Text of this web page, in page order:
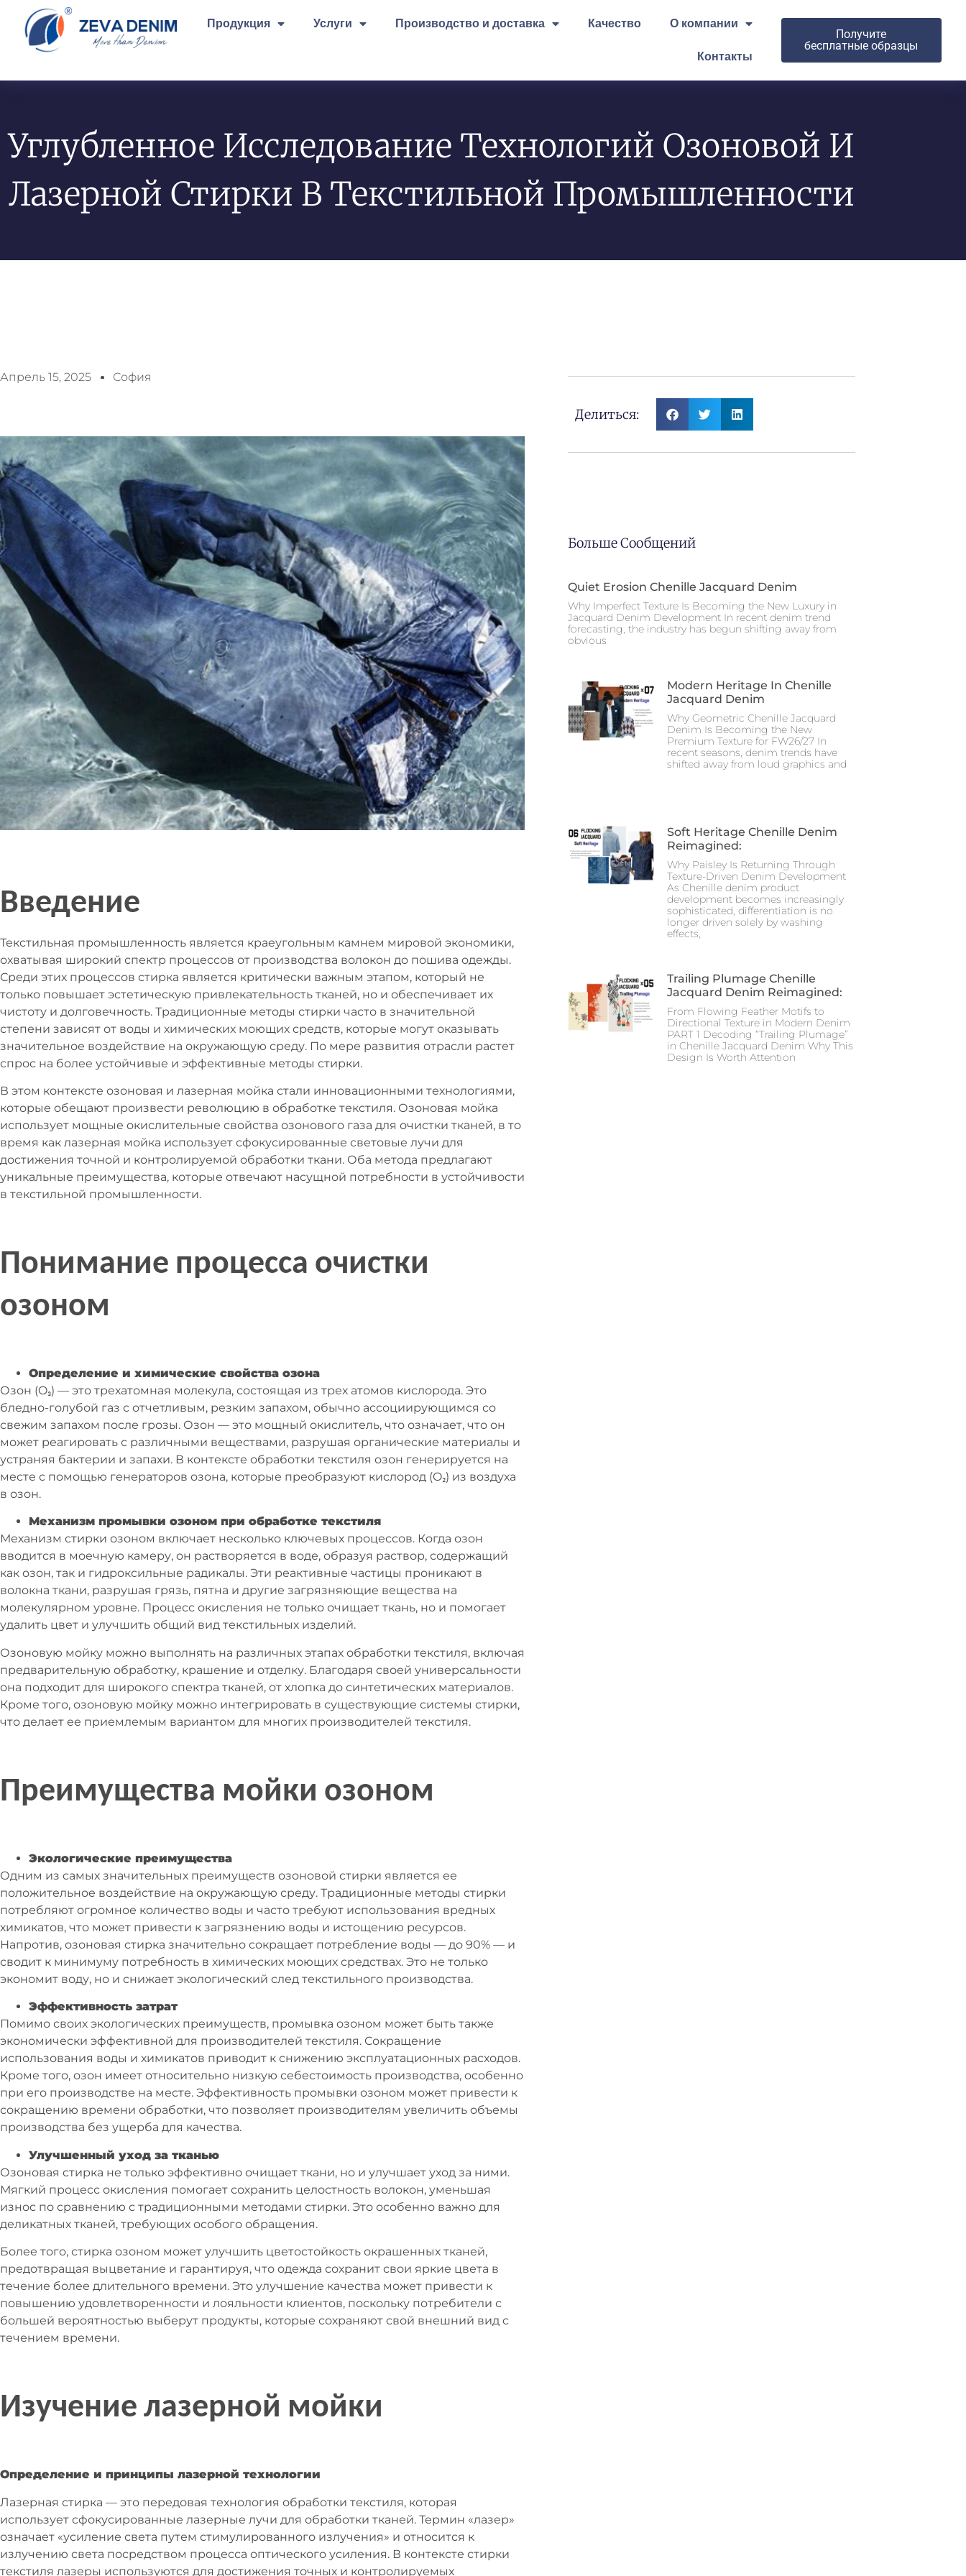
Продукция Услуги Производство и доставка Качество О компании
Контакты
Получите
бесплатные образцы
Углубленное Исследование Технологий Озоновой И
Лазерной Стирки В Текстильной Промышленности
Апрель 15, 2025 София
Введение
Текстильная промышленность является краеугольным камнем мировой экономики,
охватывая широкий спектр процессов от производства волокон до пошива одежды.
Среди этих процессов стирка является критически важным этапом, который не
только повышает эстетическую привлекательность тканей, но и обеспечивает их
чистоту и долговечность. Традиционные методы стирки часто в значительной
степени зависят от воды и химических моющих средств, которые могут оказывать
значительное воздействие на окружающую среду. По мере развития отрасли растет
спрос на более устойчивые и эффективные методы стирки.
В этом контексте озоновая и лазерная мойка стали инновационными технологиями,
которые обещают произвести революцию в обработке текстиля. Озоновая мойка
использует мощные окислительные свойства озонового газа для очистки тканей, в то
время как лазерная мойка использует сфокусированные световые лучи для
достижения точной и контролируемой обработки ткани. Оба метода предлагают
уникальные преимущества, которые отвечают насущной потребности в устойчивости
в текстильной промышленности.
Понимание процесса очистки
озоном
Определение и химические свойства озона
Озон (O₃) — это трехатомная молекула, состоящая из трех атомов кислорода. Это
бледно-голубой газ с отчетливым, резким запахом, обычно ассоциирующимся со
свежим запахом после грозы. Озон — это мощный окислитель, что означает, что он
может реагировать с различными веществами, разрушая органические материалы и
устраняя бактерии и запахи. В контексте обработки текстиля озон генерируется на
месте с помощью генераторов озона, которые преобразуют кислород (O₂) из воздуха
в озон.
Механизм промывки озоном при обработке текстиля
Механизм стирки озоном включает несколько ключевых процессов. Когда озон
вводится в моечную камеру, он растворяется в воде, образуя раствор, содержащий
как озон, так и гидроксильные радикалы. Эти реактивные частицы проникают в
волокна ткани, разрушая грязь, пятна и другие загрязняющие вещества на
молекулярном уровне. Процесс окисления не только очищает ткань, но и помогает
удалить цвет и улучшить общий вид текстильных изделий.
Озоновую мойку можно выполнять на различных этапах обработки текстиля, включая
предварительную обработку, крашение и отделку. Благодаря своей универсальности
она подходит для широкого спектра тканей, от хлопка до синтетических материалов.
Кроме того, озоновую мойку можно интегрировать в существующие системы стирки,
что делает ее приемлемым вариантом для многих производителей текстиля.
Преимущества мойки озоном
Экологические преимущества
Одним из самых значительных преимуществ озоновой стирки является ее
положительное воздействие на окружающую среду. Традиционные методы стирки
потребляют огромное количество воды и часто требуют использования вредных
химикатов, что может привести к загрязнению воды и истощению ресурсов.
Напротив, озоновая стирка значительно сокращает потребление воды — до 90% — и
сводит к минимуму потребность в химических моющих средствах. Это не только
экономит воду, но и снижает экологический след текстильного производства.
Эффективность затрат
Помимо своих экологических преимуществ, промывка озоном может быть также
экономически эффективной для производителей текстиля. Сокращение
использования воды и химикатов приводит к снижению эксплуатационных расходов.
Кроме того, озон имеет относительно низкую себестоимость производства, особенно
при его производстве на месте. Эффективность промывки озоном может привести к
сокращению времени обработки, что позволяет производителям увеличить объемы
производства без ущерба для качества.
Улучшенный уход за тканью
Озоновая стирка не только эффективно очищает ткани, но и улучшает уход за ними.
Мягкий процесс окисления помогает сохранить целостность волокон, уменьшая
износ по сравнению с традиционными методами стирки. Это особенно важно для
деликатных тканей, требующих особого обращения.
Более того, стирка озоном может улучшить цветостойкость окрашенных тканей,
предотвращая выцветание и гарантируя, что одежда сохранит свои яркие цвета в
течение более длительного времени. Это улучшение качества может привести к
повышению удовлетворенности и лояльности клиентов, поскольку потребители с
большей вероятностью выберут продукты, которые сохраняют свой внешний вид с
течением времени.
Изучение лазерной мойки
Определение и принципы лазерной технологии
Лазерная стирка — это передовая технология обработки текстиля, которая
использует сфокусированные лазерные лучи для обработки тканей. Термин «лазер»
означает «усиление света путем стимулированного излучения» и относится к
излучению света посредством процесса оптического усиления. В контексте стирки
текстиля лазеры используются для достижения точных и контролируемых
Делиться:
Больше Сообщений
Quiet Erosion Chenille Jacquard Denim
Why Imperfect Texture Is Becoming the New Luxury in
Jacquard Denim Development In recent denim trend
forecasting, the industry has begun shifting away from
obvious
Modern Heritage In Chenille
Jacquard Denim
Why Geometric Chenille Jacquard
Denim Is Becoming the New
Premium Texture for FW26/27 In
recent seasons, denim trends have
shifted away from loud graphics and
Soft Heritage Chenille Denim
Reimagined:
Why Paisley Is Returning Through
Texture-Driven Denim Development
As Chenille denim product
development becomes increasingly
sophisticated, differentiation is no
longer driven solely by washing
effects,
Trailing Plumage Chenille
Jacquard Denim Reimagined:
From Flowing Feather Motifs to
Directional Texture in Modern Denim
PART 1 Decoding “Trailing Plumage”
in Chenille Jacquard Denim Why This
Design Is Worth Attention